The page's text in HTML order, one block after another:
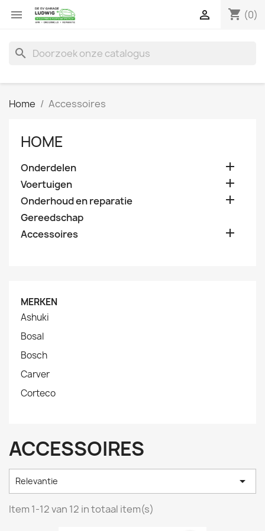
 shopping_cart (0)

search
Home Accessoires
HOME
Onderdelen 
Voertuigen 
Onderhoud en reparatie 
Gereedschap
Accessoires

MERKEN
Ashuki
Bosal
Bosch
Carver
Corteco
ACCESSOIRES
Relevantie 
Item 1-12 van 12 in totaal item(s)